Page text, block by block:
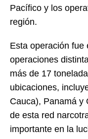
Pacífico y los
región.
Esta operación fue
operaciones
más de 17
ubicaciones,
Cauca), Panamá y
de esta red
importante en la